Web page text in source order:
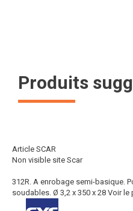
Produits
Article SCAR
Non visible site Scar
312R. A enrobage semi-basique.
soudables. Ø 3,2 x 350 x 28 Voir le